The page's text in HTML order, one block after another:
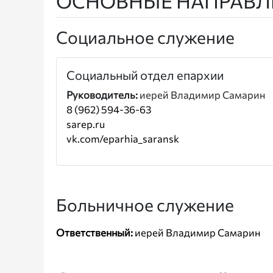
Социальное служение
Социальный отдел епархии
Руководитель: иерей Владимир Самарин
8 (962) 594-36-63
sarep.ru
vk.com/eparhia_saransk
Больничное служение
Ответственный: иерей Владимир Самарин